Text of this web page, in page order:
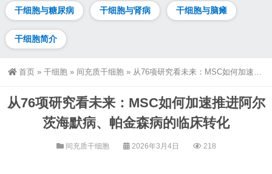
干细胞与糖尿病 干细胞与肾病 干细胞与脑瘫
干细胞简介
首页 » 干细胞 » 间充质干细胞 » 从76项研究看未来：MSC如何加速推进阿尔茨海默病、帕金森病的临床转化
从76项研究看未来：MSC如何加速推进阿尔
茨海默病、帕金森病的临床转化
间充质干细胞 2026年3月4日 218